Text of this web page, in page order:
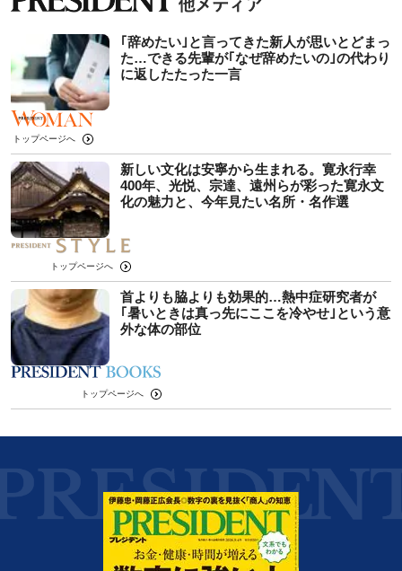
｢辞めたい｣と言ってきた新人が思いとどまっ
た…できる先輩が｢なぜ辞めたいの｣の代わり
に返したたった一言
トップページへ
新しい文化は安寧から生まれる。寛永行幸
400年、光悦、宗達、遠州らが彩った寛永文
化の魅力と、今年見たい名所・名作選
トップページへ
首よりも脇よりも効果的…熱中症研究者が
｢暑いときは真っ先にここを冷やせ｣という意
外な体の部位
トップページへ